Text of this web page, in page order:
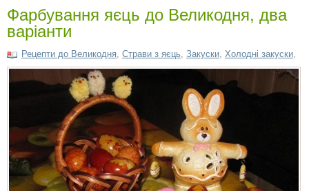
Фарбування яєць до Великодня, два
варіанти
Рецепти до Великодня Cтрави з яєць Закуски Холодні закуски